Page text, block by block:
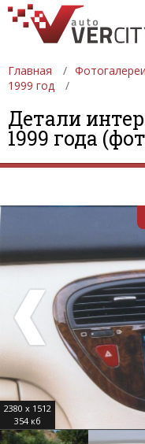
Главная Фотогалереи
1999 год
Детали
1999 года
ФОТОГАЛЕРЕИ
АВТОСАЛОНЫ
2380 x 1512
354 кб